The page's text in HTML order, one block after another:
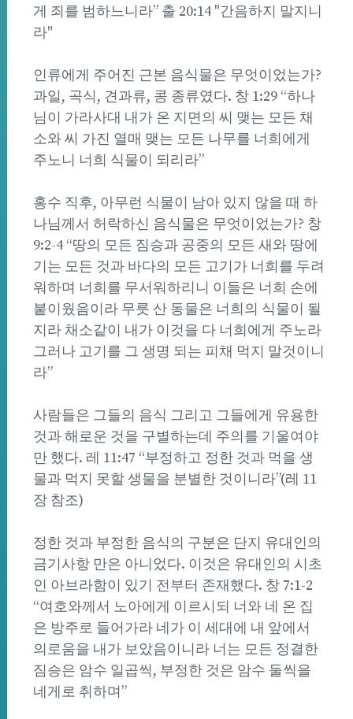
게 죄를 범하느니라” 출 20:14 "간음하지 말지니
라"
인류에게 주어진 근본 음식물은 무엇이었는가?
과일, 곡식, 견과류, 콩 종류였다. 창 1:29 “하나
님이 가라사대 내가 온 지면의 씨 맺는 모든 채
소와 씨 가진 열매 맺는 모든 나무를 너희에게
주노니 너희 식물이 되리라”
홍수 직후, 아무런 식물이 남아 있지 않을 때 하
나님께서 허락하신 음식물은 무엇이었는가? 창
9:2-4 “땅의 모든 짐승과 공중의 모든 새와 땅에
기는 모든 것과 바다의 모든 고기가 너희를 두려
워하며 너희를 무서워하리니 이들은 너희 손에
붙이웠음이라 무릇 산 동물은 너희의 식물이 될
지라 채소같이 내가 이것을 다 너희에게 주노라
그러나 고기를 그 생명 되는 피채 먹지 말것이니
라”
사람들은 그들의 음식 그리고 그들에게 유용한
것과 해로운 것을 구별하는데 주의를 기울여야
만 했다. 레 11:47 “부정하고 정한 것과 먹을 생
물과 먹지 못할 생물을 분별한 것이니라”(레 11
장 참조)
정한 것과 부정한 음식의 구분은 단지 유대인의
금기사항 만은 아니었다. 이것은 유대인의 시초
인 아브라함이 있기 전부터 존재했다. 창 7:1-2
“여호와께서 노아에게 이르시되 너와 네 온 집
은 방주로 들어가라 네가 이 세대에 내 앞에서
의로움을 내가 보았음이니라 너는 모든 정결한
짐승은 암수 일곱씩, 부정한 것은 암수 둘씩을
네게로 취하며”